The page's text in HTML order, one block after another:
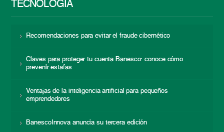
TECNOLOGÍA
Recomendaciones para evitar el fraude cibernético
Claves para proteger tu cuenta Banesco: conoce cómo
prevenir estafas
Ventajas de la inteligencia artificial para pequeños
emprendedores
BanescoInnova anuncia su tercera edición